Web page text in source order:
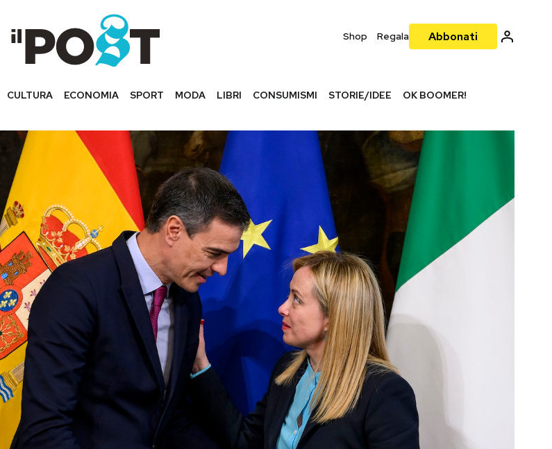
Shop Regala Abbonati
CULTURA ECONOMIA SPORT MODA LIBRI CONSUMISMI STORIE/IDEE OK BOOMER!